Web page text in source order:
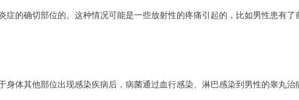
症的确切部位的。这种情况可能是一些放射性的疼痛引起的，比如男性患有
体其他部位出现感染疾病后，病菌通过血行感染、淋巴感染到男性的睾丸治